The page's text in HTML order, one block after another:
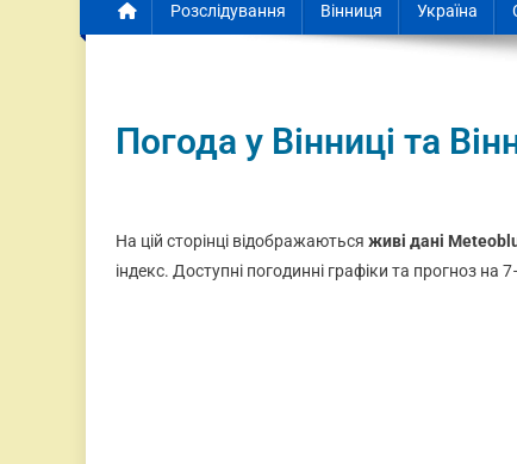
Розслідування Вінниця Україна
Погода у Вінниці та
На цій сторінці відображаються живі дані
індекс. Доступні погодинні графіки та прогноз на